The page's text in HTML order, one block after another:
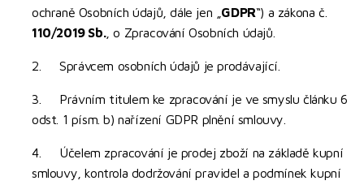
ochraně Osobních údajů, dále jen „ GDPR“) a zákona č.
110/2019 Sb., o Zpracování Osobních údajů.
2. Správcem osobních údajů je prodávající.
3. Právním titulem ke zpracování je ve smyslu článku 6
odst. 1 písm. b) nařízení GDPR plnění smlouvy.
4. Účelem zpracování je prodej zboží na základě kupní
smlouvy, kontrola dodržování pravidel a podmínek kupní